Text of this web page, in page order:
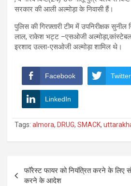
सरकार की आली अल्मोड़ा के निवासी हैं।
पुलिस की गिरफ़्तारी टीम में उपनिरीक्षक
लाल, राकेश भट्ट –एसओजी
इरशाद उल्ला-एसओजी अल्मोड़ा शामिल थे।
Facebook Twitter
LinkedIn
Tags: almora, DRUG, SMACK,
Post
navigation
फॉरेस्ट फायर को नियंत्रित करने के लिए
करने के आदेश